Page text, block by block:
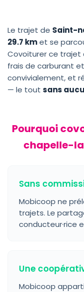
Le trajet de Saint-
29.7 kmet se
Covoiturer ce trajet
frais de carburant
convivialement, et
— le tout sans
Pourquoi
chapelle-
Sans
Mobicoop ne
trajets. Le
conducteur·rice
Une
Mobicoop